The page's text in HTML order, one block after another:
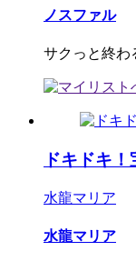
ノスファル
サクっと終わ
ドキドキ
水龍マリア
水龍マリア